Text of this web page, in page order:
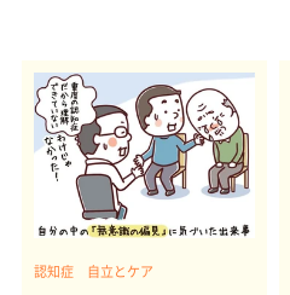
認知症 自立とケア